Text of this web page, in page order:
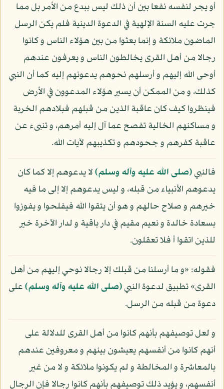
أو يجر لنفسه نفعا بين أن ذلك ليس ببدع من الأمر بل مما
جرت عليه السنة الإلهية في الدعوة الدينية فلم يكن الرسل
الماضون ملائكة و إنما بعثوا من بين هؤلاء الناس و كانوا
رجالا من أهل القرى يخالطون الناس و يعرفون عندهم
أوحى الله إليهم و أرسلهم نحوهم يدعونهم إليه كما أن النبي
كذلك، و من الممكن أن يسير هؤلاء المدعوون في الأرض
فينظروا كيف كان عاقبة الذين من قبلهم فبلادهم الخربة
و مساكنهم الخالية تفصح عما آل إليه أمرهم، و تنبىء عن
عاقبة كفرهم و جحودهم و تكذيبهم لآيات الله.
فالنبي(صلى الله عليه وآله وسلم)لا يدعوهم إلا كما كان
يدعوهم الأنبياء من قبله، و ليس يدعوهم إلا إلى ما فيه
خيرهم و صلاح حالهم و هو أن يتقوا الله فيفلحوا و يفوزوا
بسعادة خالدة و نعيم مقيم في دار باقية و لدار الآخرة خير
للذين اتقوا أ فلا تعقلون.
فقوله: «و ما أرسلنا من قبلك إلا رجالا نوحي إليهم من أهل
القرى» تطبيق لدعوة النبي(صلى الله عليه وآله وسلم)على
دعوة من قبله من الرسل.
و لعل توصيفهم بأنهم كانوا من أهل القرى للدلالة على
أنهم كانوا من أنفسهم يعيشون بينهم و معروفين عندهم
بالمعاشرة و المخالطة و لم يكونوا ملائكة و لا من غير
أنفسهم، و يؤيد ذلك توصيفهم بأنهم كانوا رجالا فإن الرجال